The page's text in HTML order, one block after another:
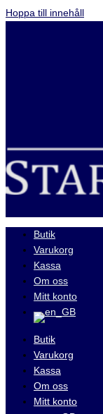
Hoppa till innehåll
Butik
Varukorg
Kassa
Om oss
Mitt konto
Butik
Varukorg
Kassa
Om oss
Mitt konto